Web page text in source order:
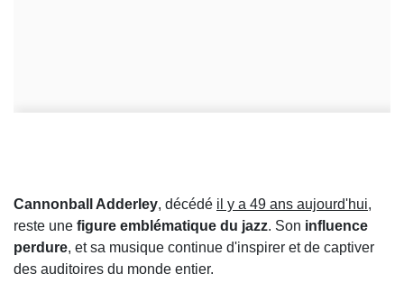
Cannonball Adderley, décédé il y a 49 ans aujourd'hui,
reste une figure emblématique du jazz. Son influence
perdure, et sa musique continue d'inspirer et de captiver
des auditoires du monde entier.